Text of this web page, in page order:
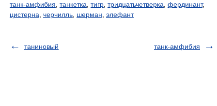
танк-амфибия танкетка тигр тридцатьчетверка фердинант,
цистерна черчилль шерман элефант
таниновый танк-амфибия